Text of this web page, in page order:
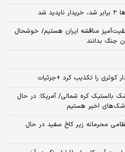
شد
مناقشه ایران هستیم/ خوشحال
جنگ بدانند
کوثری را تکذیب کرد +جزئیات
بالستیک کره شمالی/ آمریکا: در حال
اخیر هستیم
محرمانه زیر کاخ سفید در حال